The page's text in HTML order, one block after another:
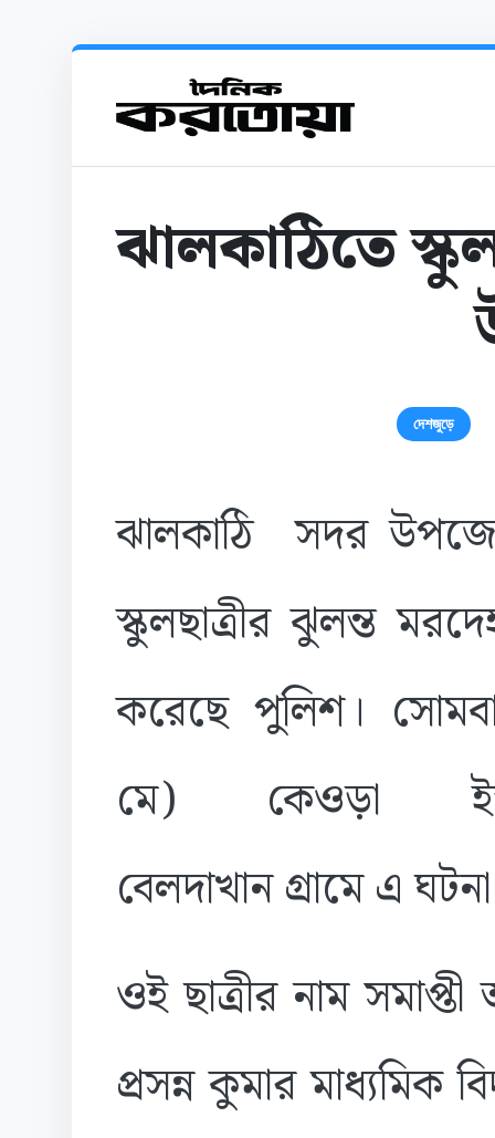
ঝালকাঠিতে
দেশজুড়ে
ঝালকাঠি সদর
স্কুলছাত্রীর ঝুলন্ত
করেছে পুলিশ।
মে) কেওড়া
বেলদাখান গ্রামে এ
ওই ছাত্রীর নাম
প্রসন্ন কুমার মাধ্যমিক